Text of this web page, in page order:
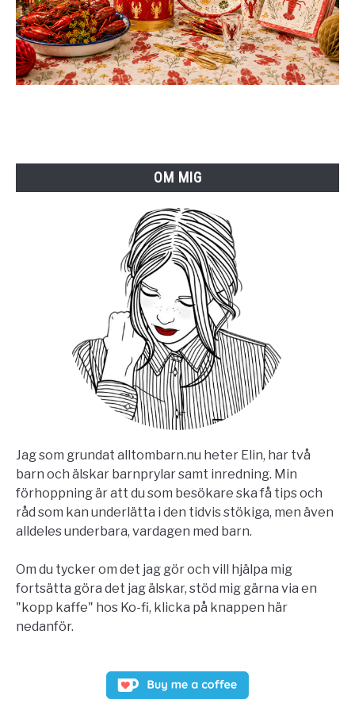
OM MIG
Jag som grundat alltombarn.nu heter Elin, har två
barn och älskar barnprylar samt inredning. Min
förhoppning är att du som besökare ska få tips och
råd som kan underlätta i den tidvis stökiga, men även
alldeles underbara, vardagen med barn.
Om du tycker om det jag gör och vill hjälpa mig
fortsätta göra det jag älskar, stöd mig gärna via en
"kopp kaffe" hos Ko-fi, klicka på knappen här
nedanför.